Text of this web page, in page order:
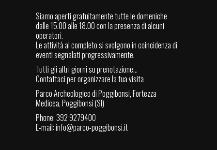
Siamo aperti gratuitamente tutte le domeniche
dalle 15.00 alle 18.00 con la presenza di alcuni
operatori.
Le attività al completo si svolgono in coincidenza di
eventi segnalati progressivamente.
Tutti gli altri giorni su prenotazione...
Contattaci per organizzare la tua visita
Parco Archeologico di Poggibonsi, Fortezza
Medicea, Poggibonsi (SI)
Phone: 392 9279400
E-mail:info@parco-poggibonsi.it